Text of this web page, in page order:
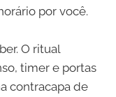
por você.
O ritual
timer e portas
contracapa de